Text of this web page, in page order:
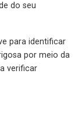
do seu
para identificar
por meio da
verificar